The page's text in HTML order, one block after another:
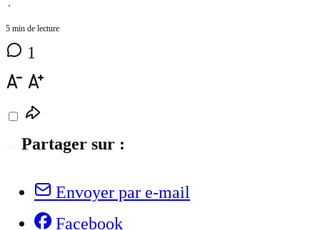
⋅
5 min de lecture
1
Partager sur :
Envoyer par e-mail
Facebook